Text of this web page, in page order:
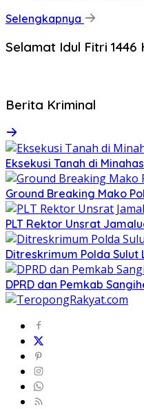
Selengkapnya
Selamat Idul Fitri
Berita Kriminal
Eksekusi Tanah di
Ground Breaking Mako
​PLT Rektor Unsrat
Ditreskrimum Polda Sulut
DPRD dan Pemkab